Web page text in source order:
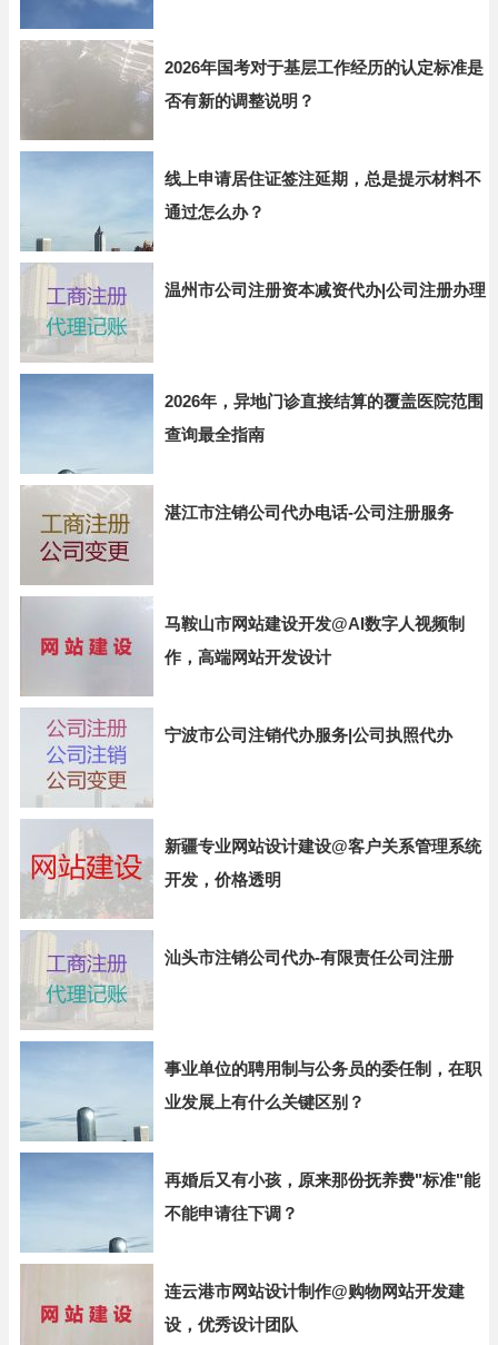
2026年国考对于基层工作经历的认定标准是
否有新的调整说明？
线上申请居住证签注延期，总是提示材料不
通过怎么办？
温州市公司注册资本减资代办|公司注册办理
2026年，异地门诊直接结算的覆盖医院范围
查询最全指南
湛江市注销公司代办电话-公司注册服务
马鞍山市网站建设开发@AI数字人视频制
作，高端网站开发设计
宁波市公司注销代办服务|公司执照代办
新疆专业网站设计建设@客户关系管理系统
开发，价格透明
汕头市注销公司代办-有限责任公司注册
事业单位的聘用制与公务员的委任制，在职
业发展上有什么关键区别？
再婚后又有小孩，原来那份抚养费"标准"能
不能申请往下调？
连云港市网站设计制作@购物网站开发建
设，优秀设计团队